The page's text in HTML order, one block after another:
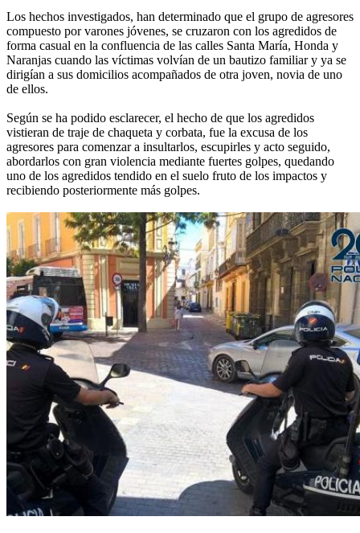
Los hechos investigados, han determinado que el grupo de agresores
compuesto por varones jóvenes, se cruzaron con los agredidos de
forma casual en la confluencia de las calles Santa María, Honda y
Naranjas cuando las víctimas volvían de un bautizo familiar y ya se
dirigían a sus domicilios acompañados de otra joven, novia de uno
de ellos.
Según se ha podido esclarecer, el hecho de que los agredidos
vistieran de traje de chaqueta y corbata, fue la excusa de los
agresores para comenzar a insultarlos, escupirles y acto seguido,
abordarlos con gran violencia mediante fuertes golpes, quedando
uno de los agredidos tendido en el suelo fruto de los impactos y
recibiendo posteriormente más golpes.